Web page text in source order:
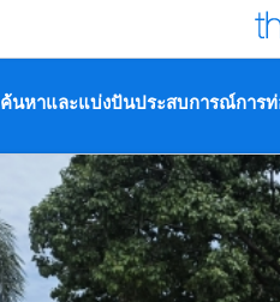
ค้นหาและแบ่งปันประสบการณ์การท่